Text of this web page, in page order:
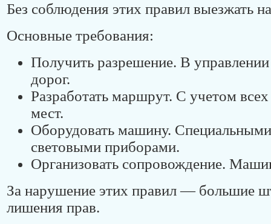
Без соблюдения этих правил выезжать
Основные требования:
Получить разрешение. В
дорог.
Разработать маршрут. С учетом
мест.
Оборудовать машину.
световыми приборами.
Организовать сопровождение.
За нарушение этих правил — большие
лишения прав.